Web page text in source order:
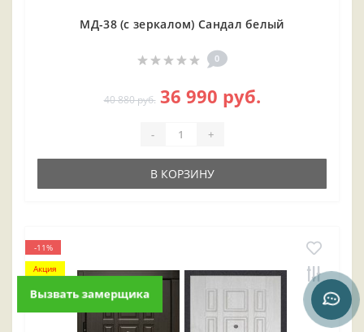
МД-38 (с зеркалом) Сандал белый
0
40 880 руб. 36 990 руб.
- +
В КОРЗИНУ
-11%
Акция
Вызвать замерщика